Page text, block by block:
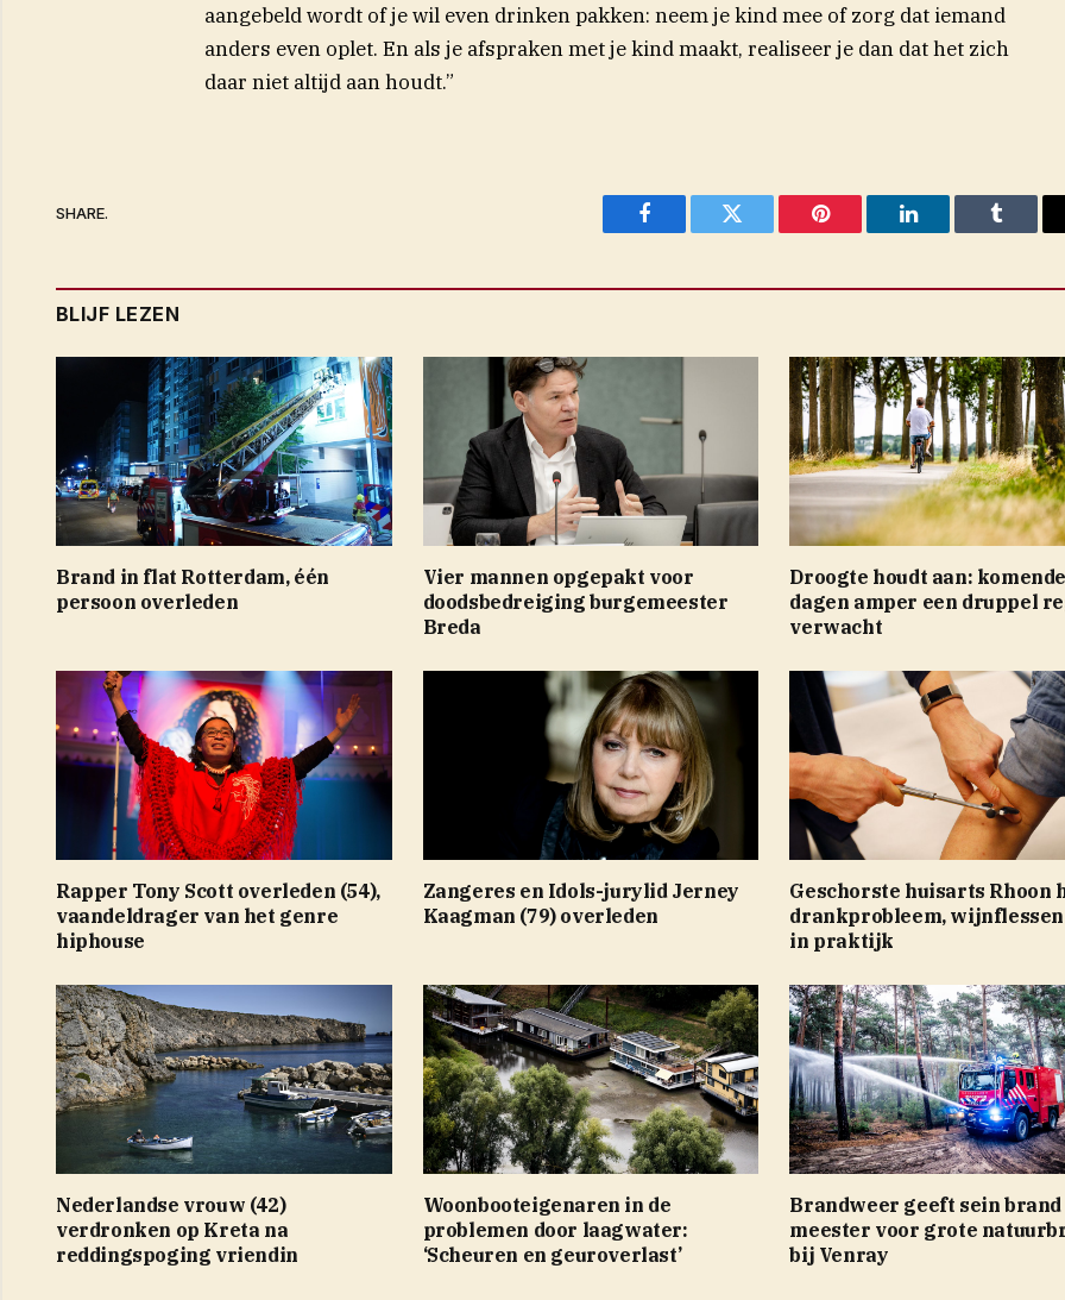
aangebeld wordt of je wil even drinken pakken: neem je kind mee of zorg dat iemand
anders even oplet. En als je afspraken met je kind maakt, realiseer je dan dat het zich
daar niet altijd aan houdt.”
SHARE.
Facebook Twitter Pinterest LinkedIn Tumblr
BLIJF LEZEN
Brand in flat Rotterdam, één
persoon overleden
Vier mannen opgepakt voor
doodsbedreiging burgemeester
Breda
Droogte houdt aan: komende
dagen amper een druppel
verwacht
Rapper Tony Scott overleden (54),
vaandeldrager van het genre
hiphouse
Zangeres en Idols-jurylid Jerney
Kaagman (79) overleden
Geschorste huisarts Rhoon
drankprobleem,
in praktijk
Nederlandse vrouw (42)
verdronken op Kreta na
reddingspoging vriendin
Woonbooteigenaren in de
problemen door laagwater:
‘Scheuren en geuroverlast’
Brandweer geeft sein brand
meester voor grote
bij Venray